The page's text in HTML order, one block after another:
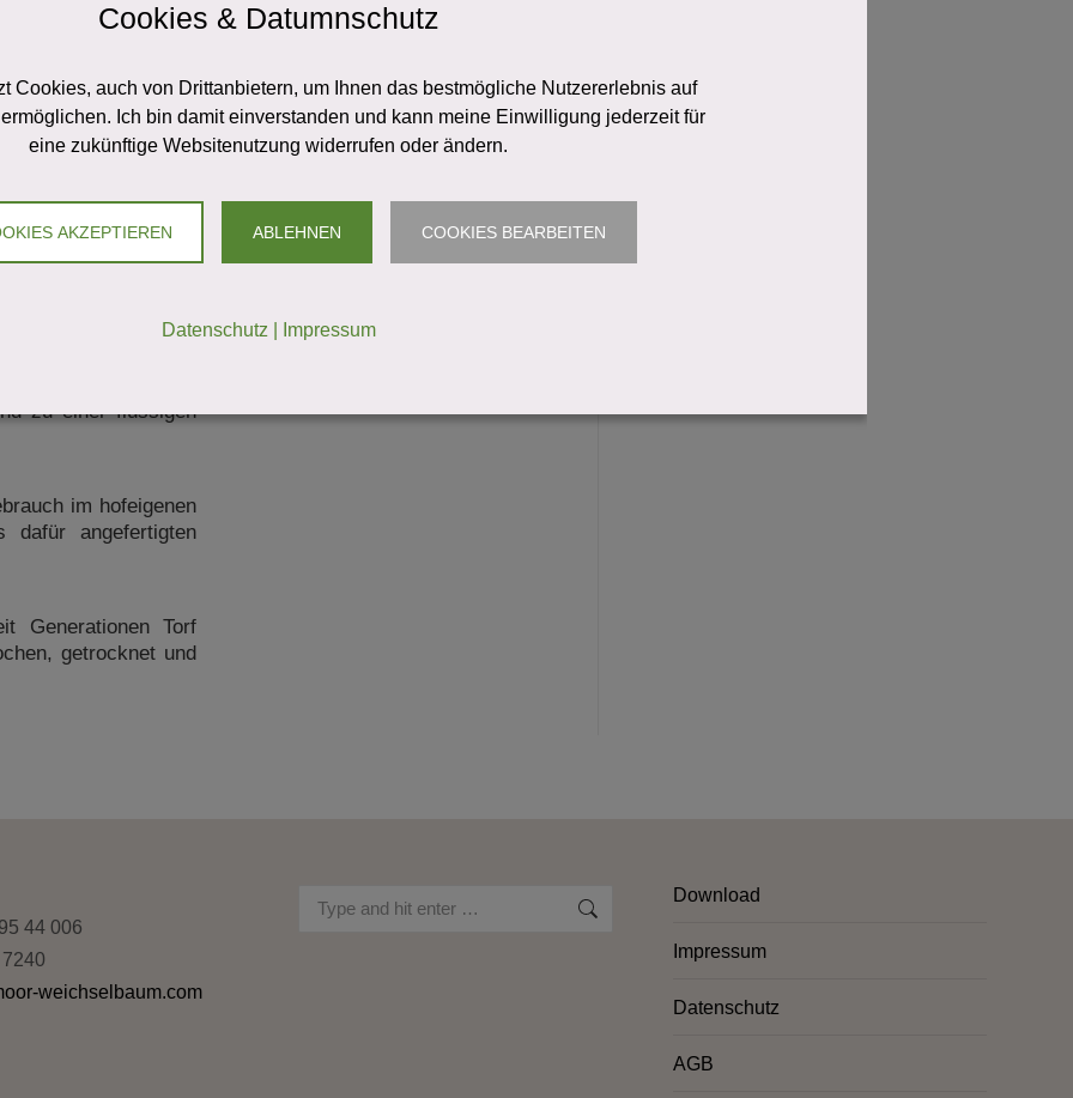
des immer größer
Bereich Torf- und
Zeitpunkt nicht
Unternehmen
nach dem Fall
einen
Torffirma
nämlich als
mit Wasser und
zu einer flüssigen
im hofeigenen
dafür angefertigten
Generationen Torf
getrocknet und
44 006
weichselbaum.com
Search: Download
Impressum
Datenschutz
AGB
Cookies & Datumnschutz
Cookies, auch von Drittanbietern, um Ihnen das bestmögliche Nutzererlebnis auf
Ich bin damit einverstanden und kann meine Einwilligung jederzeit für
eine zukünftige Websitenutzung widerrufen oder ändern.
AKZEPTIEREN ABLEHNEN COOKIES BEARBEITEN
Datenschutz Impressum